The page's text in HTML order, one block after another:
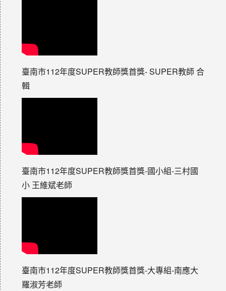
臺南市112年度SUPER教師獎首獎- SUPER教師 合
輯
臺南市112年度SUPER教師獎首獎-國小組-三村國
小 王維斌老師
臺南市112年度SUPER教師獎首獎-大專組-南應大
羅淑芳老師